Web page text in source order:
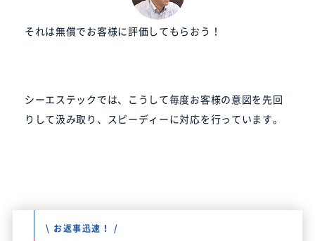
それは無償でお客様に評価してもらおう！
シーエステックでは、こうして毎度お客様の意図を先回
りして汲み取り、スピーディーに対応を行っています。
\ お返事迅速！ /